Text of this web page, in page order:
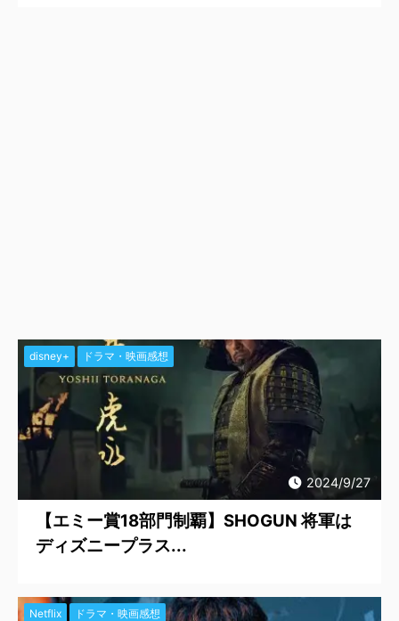
2024/9/27
disney+ ドラマ・映画感想
【エミー賞18部門制覇】SHOGUN 将軍は
ディズニープラス...
Netflix ドラマ・映画感想